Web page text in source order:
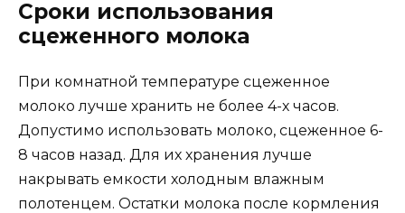
Сроки использования
сцеженного молока
При комнатной температуре сцеженное
молоко лучше хранить не более 4-х часов.
Допустимо использовать молоко, сцеженное 6-
8 часов назад. Для их хранения лучше
накрывать емкости холодным влажным
полотенцем. Остатки молока после кормления